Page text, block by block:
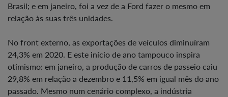
Brasil; e em janeiro, foi a vez de a Ford fazer o mesmo em
relação às suas três unidades.
No front externo, as exportações de veículos diminuíram
24,3% em 2020. E este início de ano tampouco inspira
otimismo: em janeiro, a produção de carros de passeio caiu
29,8% em relação a dezembro e 11,5% em igual mês do ano
passado. Mesmo num cenário complexo, a indústria